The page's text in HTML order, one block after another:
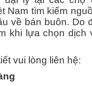
Nam tìm kiếm
về bán buôn. Do
khi lựa chọn dịch
vui lòng liên hệ: